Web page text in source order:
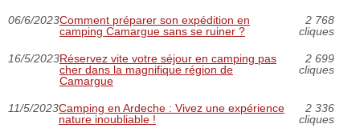
06/6/2023Comment préparer son expédition en
camping Camargue sans se ruiner ?
2 768
cliques
16/5/2023Réservez vite votre séjour en camping pas
cher dans la magnifique région de
Camargue
2 699
cliques
11/5/2023Camping en Ardeche : Vivez une expérience
nature inoubliable !
2 336
cliques